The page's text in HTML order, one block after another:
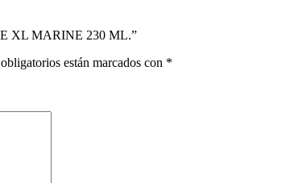
XL MARINE 230 ML.”
están marcados con *